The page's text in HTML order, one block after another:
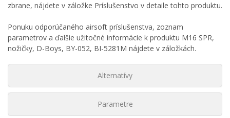
zbrane, nájdete v záložke Príslušenstvo v detaile tohto produktu.
Ponuku odporúčaného airsoft príslušenstva, zoznam
parametrov a ďalšie užitočné informácie k produktu M16 SPR,
nožičky, D-Boys, BY-052, BI-5281M nájdete v záložkách.
Alternatívy
Parametre